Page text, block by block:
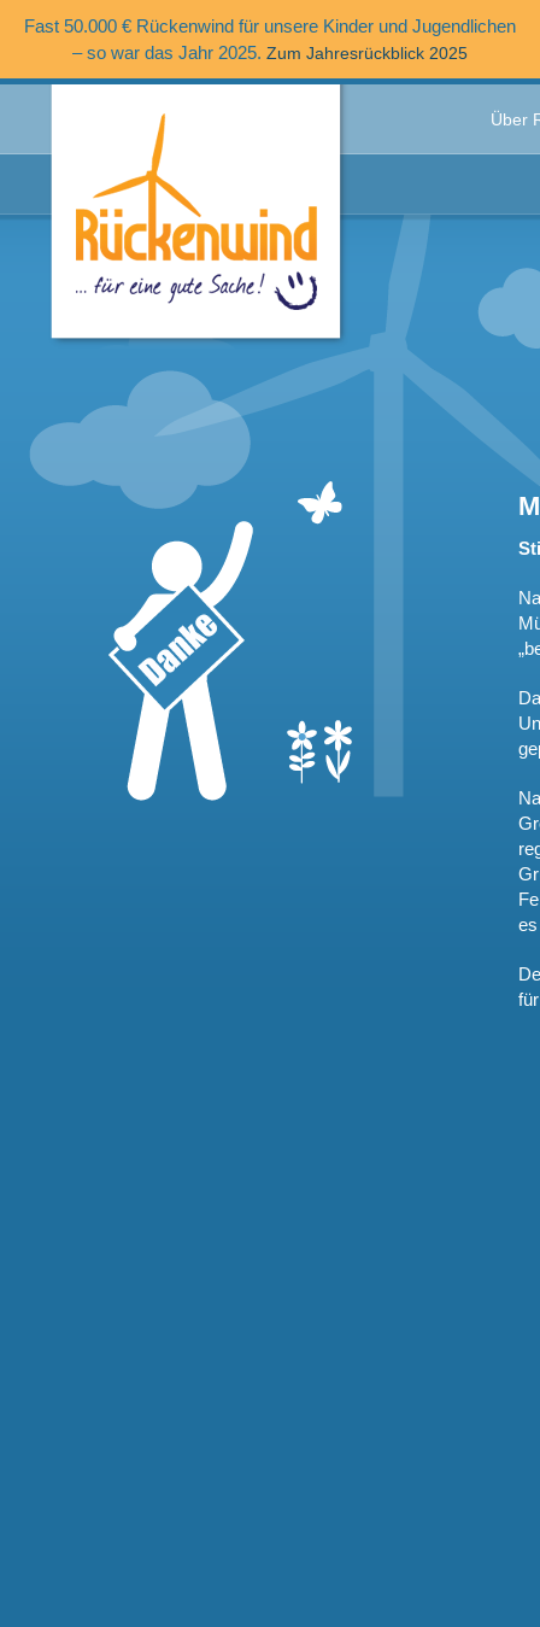
Fast 50.000 € Rückenwind für unsere Kinder und Jugendlichen
– so war das Jahr 2025. Zum Jahresrückblick 2025
Über